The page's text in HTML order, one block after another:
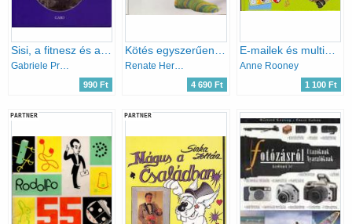
Gabriele Praschl-Bichler
990 Ft
Renate Herrenknecht
4 690 Ft
E-mailek és multimédiás üzenetek
Anne Rooney
1 100 Ft
PARTNER PARTNER